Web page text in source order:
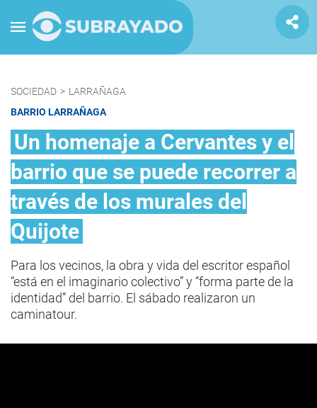
SOCIEDAD > LARRAÑAGA
BARRIO LARRAÑAGA
Un homenaje a Cervantes y el
barrio que se puede recorrer a
través de los murales del
Quijote
Para los vecinos, la obra y vida del escritor español
“está en el imaginario colectivo” y “forma parte de la
identidad” del barrio. El sábado realizaron un
caminatour.